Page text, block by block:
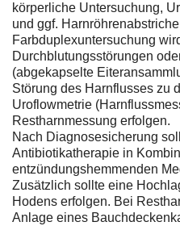
körperliche Untersuchung,
und ggf.
Farbduplexuntersuchung
Durchblutungsstörungen
(abgekapselte
Störung des Harnflusses zu
Uroflowmetrie
Restharnmessung erfolgen.
Nach Diagnosesicherung
Antibiotikatherapie in
entzündungshemmenden
Zusätzlich sollte eine
Hodens erfolgen. Bei
Anlage eines